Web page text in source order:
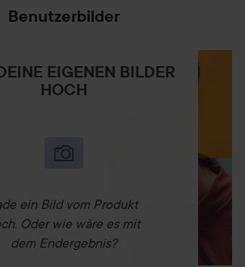
eine großzügige Menge des
Haar auftragen und in die Längen
Benutzerbilder
EIGENEN BILDER
HOCH
ein Bild vom Produkt
Oder wie wäre es mit
dem Endergebnis?